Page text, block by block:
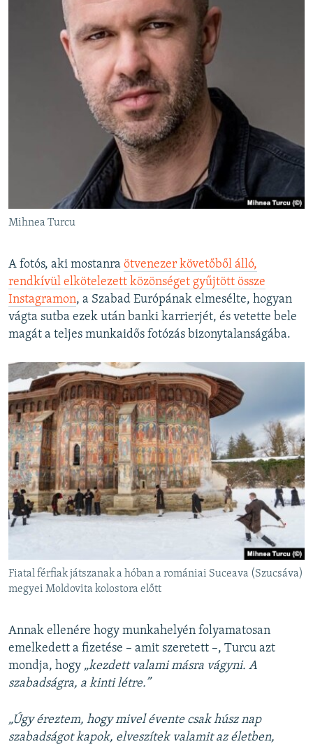
Mihnea Turcu
A fotós, aki mostanra ötvenezer követőből álló,
rendkívül elkötelezett közönséget gyűjtött össze
Instagramon, a Szabad Európának elmesélte, hogyan
vágta sutba ezek után banki karrierjét, és vetette bele
magát a teljes munkaidős fotózás bizonytalanságába.
Fiatal férfiak játszanak a hóban a romániai Suceava (Szucsáva)
megyei Moldovita kolostora előtt
Annak ellenére hogy munkahelyén folyamatosan
emelkedett a fizetése – amit szeretett –, Turcu azt
mondja, hogy „kezdett valami másra vágyni. A
szabadságra, a kinti létre.”
„Úgy éreztem, hogy mivel évente csak húsz nap
szabadságot kapok, elveszítek valamit az életben,